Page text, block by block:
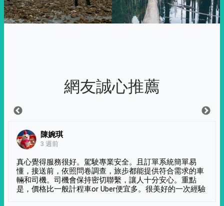
網友誠心推薦
陳婉琪
3 週前
真心覺得服務很好。駕駛專業安全。且訂單系統簡單易
懂，接送前，依照問卷調查，旅步都能提供符合需求的車
輛和司機。司機會保持密切聯繫，讓人十分安心。重點
是，價格比一般計程車or Uber便宜多。很美好的一次經驗